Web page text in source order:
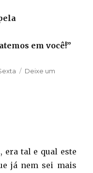
em você!”
Deixe um
era tal e qual este
já nem sei mais